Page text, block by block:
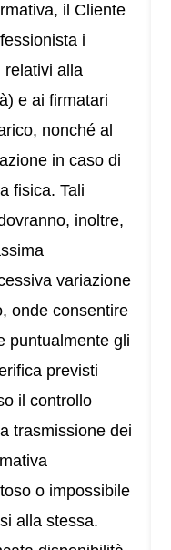
il Cliente
i
relativi alla
e ai firmatari
nonché al
in caso di
fisica. Tali
inoltre,
variazione
onde consentire
puntualmente gli
previsti
il controllo
trasmissione dei
o impossibile
alla stessa.